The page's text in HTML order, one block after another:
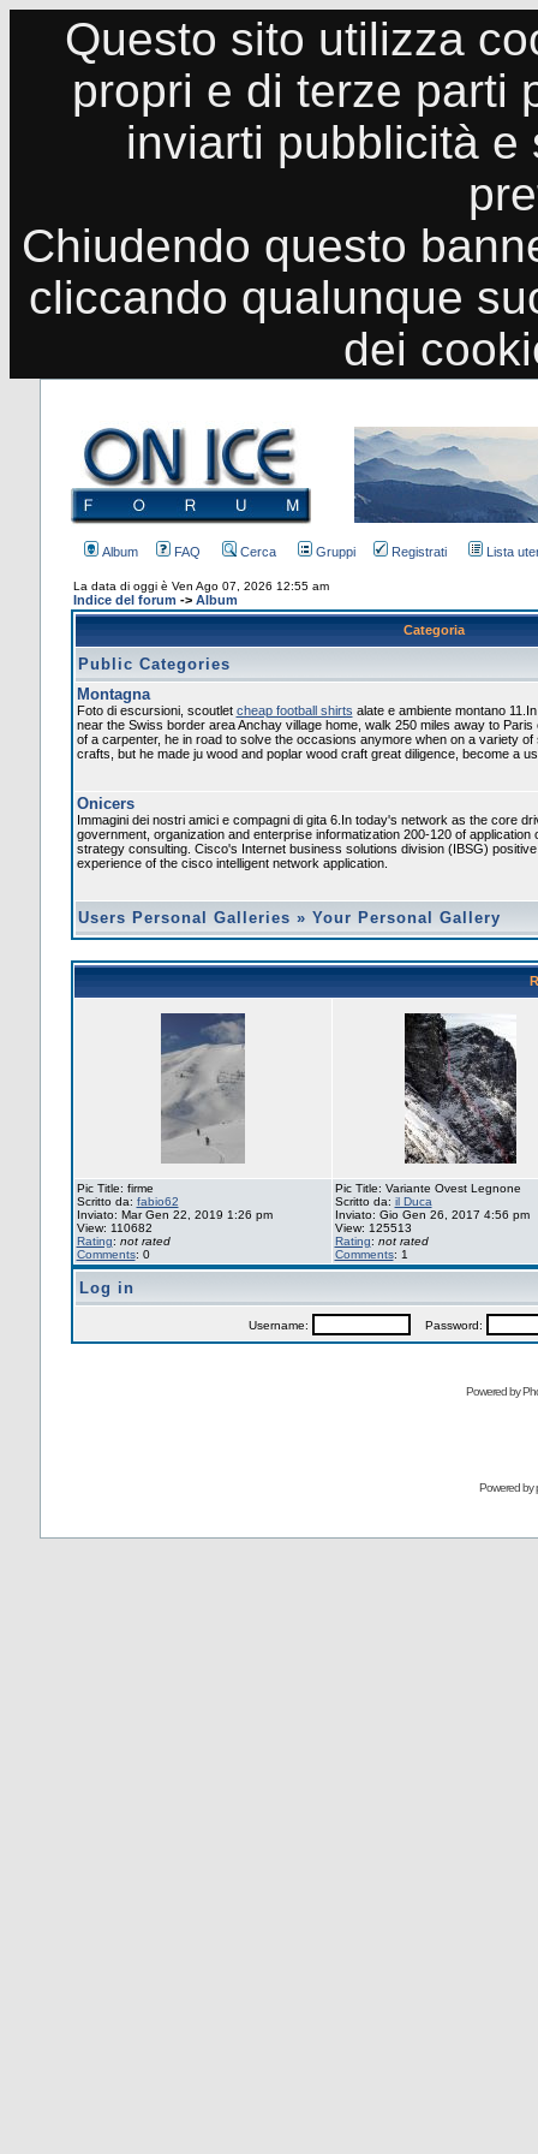
Questo sito utilizza
propri e di terze parti
inviarti pubblicità
Chiudendo questo
cliccando qualunque
dei
Album FAQ Cerca Gruppi Registrati Lista
La data di oggi è Ven Ago 07, 2026 12:55 am
Indice del forum -> Album
Categoria
Public Categories
Montagna
Foto di escursioni, scoutlet cheap football shirts alate e ambiente montano
near the Swiss border area Anchay village home, walk 250 miles away to
of a carpenter, he in road to solve the occasions anymore when on a variety
crafts, but he made ju wood and poplar wood craft great diligence, become a
Onicers
Immagini dei nostri amici e compagni di gita 6.In today's network as the core
government, organization and enterprise informatization 200-120 of application
strategy consulting. Cisco's Internet business solutions division (IBSG)
experience of the cisco intelligent network application.
Users Personal Galleries » Your Personal Gallery
Pic Title: firme
Scritto da: fabio62
Inviato: Mar Gen 22, 2019 1:26 pm
View: 110682
Rating: not rated
Comments: 0
Pic Title: Variante Ovest Legnone
Scritto da: il Duca
Inviato: Gio Gen 26, 2017 4:56 pm
View: 125513
Rating: not rated
Comments: 1
Log in
Username: Password:
Powered by
Powered by